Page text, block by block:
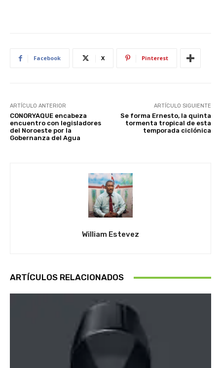
Facebook X Pinterest
ARTÍCULO ANTERIOR
CONORYAQUE encabeza
encuentro con legisladores
del Noroeste por la
Gobernanza del Agua
ARTÍCULO SIGUIENTE
Se forma Ernesto, la quinta
tormenta tropical de esta
temporada ciclónica
William Estevez
ARTÍCULOS RELACIONADOS